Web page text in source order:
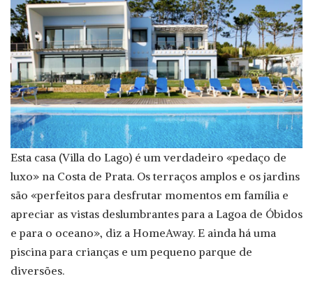
Esta casa (Villa do Lago) é um verdadeiro «pedaço de
luxo» na Costa de Prata. Os terraços amplos e os jardins
são «perfeitos para desfrutar momentos em família e
apreciar as vistas deslumbrantes para a Lagoa de Óbidos
e para o oceano», diz a HomeAway. E ainda há uma
piscina para crianças e um pequeno parque de
diversões.